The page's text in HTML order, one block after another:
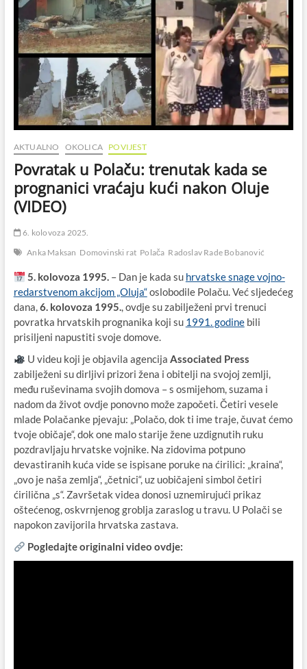
AKTUALNO OKOLICA POVIJEST
Povratak u Polaču: trenutak kada se
prognanici vraćaju kući nakon Oluje
(VIDEO)
6. kolovoza 2025.
Anka Maksan Domovinski rat Polača Radoslav Rade Bobanović
5. kolovoza 1995.– Dan je kada su hrvatske snage vojno-
redarstvenom akcijom „Oluja“oslobodile Polaču. Već sljedećeg
dana,6. kolovoza 1995., ovdje su zabilježeni prvi trenuci
povratka hrvatskih prognanika koji su 1991. godinebili
prisiljeni napustiti svoje domove.
U videu koji je objavila agencija Associated Press
zabilježeni su dirljivi prizori žena i obitelji na svojoj zemlji,
među ruševinama svojih domova – s osmijehom, suzama i
nadom da život ovdje ponovno može započeti. Četiri vesele
mlade Polačanke pjevaju: „Polačo, dok ti ime traje, čuvat ćemo
tvoje običaje“, dok one malo starije žene uzdignutih ruku
pozdravljaju hrvatske vojnike. Na zidovima potpuno
devastiranih kuća vide se ispisane poruke na ćirilici: „kraina“,
„ovo je naša zemlja“, „četnici“, uz uobičajeni simbol četiri
ćirilična „s“. Završetak videa donosi uznemirujući prikaz
oštećenog, oskvrnjenog groblja zaraslog u travu. U Polači se
napokon zavijorila hrvatska zastava.
Pogledajte originalni video ovdje: